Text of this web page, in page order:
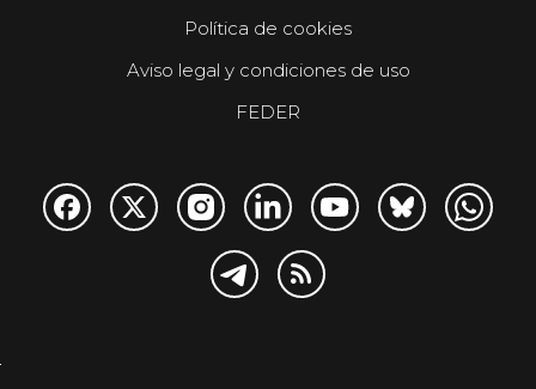
Política de cookies
Aviso legal y condiciones de uso
FEDER